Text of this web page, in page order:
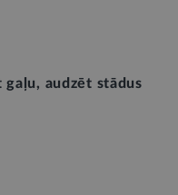
audzēt stādus